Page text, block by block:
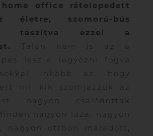
office rátelepedett
életre, szomorú-bús
taszítva ezzel a
Talán nem is az a
lesz-e legyőzni fogva
inkább az, hogy
mi, kik szomjazzuk az
nagyon csalódottak
nagyon laza, nagyon
nagyon otthon maradott,